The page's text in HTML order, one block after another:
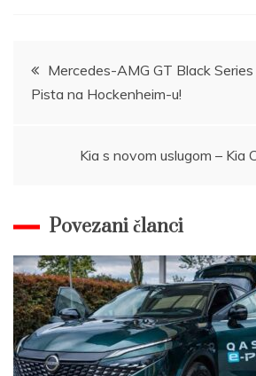
Post
navigation
Mercedes-AMG GT Black
Pista na Hockenheim-u!
Kia s novom uslugom – Kia
Povezani članci